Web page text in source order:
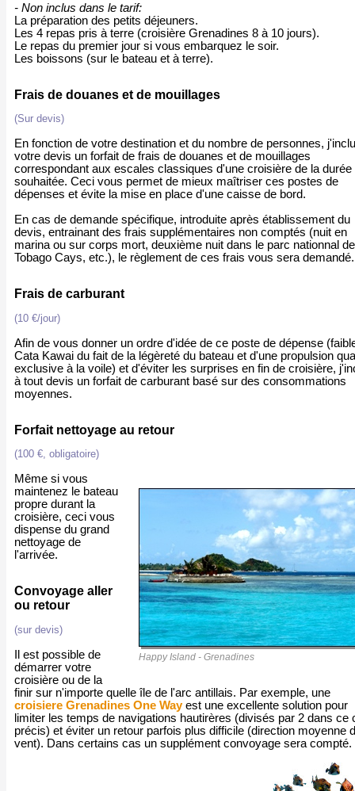
- Non inclus dans le tarif:
La préparation des petits déjeuners.
Les 4 repas pris à terre (croisière Grenadines 8 à 10 jours).
Le repas du premier jour si vous embarquez le soir.
Les boissons (sur le bateau et à terre).
Frais de douanes et de mouillages
(Sur devis)
En fonction de votre destination et du nombre de personnes,
votre devis un forfait de frais de douanes et de mouillages
correspondant aux escales classiques d'une croisière de la durée
souhaitée. Ceci vous permet de mieux maîtriser ces postes de
dépenses et évite la mise en place d'une caisse de bord.
En cas de demande spécifique, introduite après établissement du
devis, entrainant des frais supplémentaires non comptés (nuit en
marina ou sur corps mort, deuxième nuit dans le parc nationnal
Tobago Cays, etc.), le règlement de ces frais vous sera demandé.
Frais de carburant
(10 €/jour)
Afin de vous donner un ordre d'idée de ce poste de dépense
Cata Kawai du fait de la légèreté du bateau et d'une propulsion
exclusive à la voile) et d'éviter les surprises en fin de croisière,
à tout devis un forfait de carburant basé sur des consommations
moyennes.
Forfait nettoyage au retour
(100 €, obligatoire)
Happy Island - Grenadines
Même si vous
maintenez le bateau
propre durant la
croisière, ceci vous
dispense du grand
nettoyage de
l'arrivée.
Convoyage aller
ou retour
(sur devis)
Il est possible de
démarrer votre
croisière ou de la
finir sur n'importe quelle île de l'arc antillais. Par exemple, une
croisiere Grenadines One Wayest une excellente solution pour
limiter les temps de navigations hautirères (divisés par 2 dans ce
précis) et éviter un retour parfois plus difficile (direction moyenne
vent). Dans certains cas un supplément convoyage sera compté.